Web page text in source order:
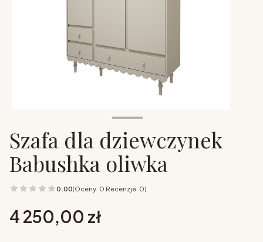
Szafa dla dziewczynek
Babushka oliwka
0.00(Oceny: 0 Recenzje: 0)
Cena
4 250,00 zł